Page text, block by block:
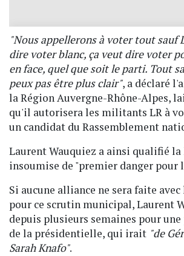
"Nous appellerons à voter tout sauf
dire voter blanc, ça veut dire voter
en face, quel que soit le parti. Tout
peux pas être plus clair", a déclaré
la Région Auvergne-Rhône-Alpes,
qu'il autorisera les militants LR à
un candidat du Rassemblement
Laurent Wauquiez a ainsi qualifié la
insoumise de "premier danger pour
Si aucune alliance ne sera faite
pour ce scrutin municipal, Laurent
depuis plusieurs semaines pour
de la présidentielle, qui irait "de
Sarah Knafo".